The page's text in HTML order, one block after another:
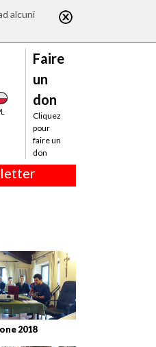
alcuni
Faire
un
don
Cliquez
pour
faire un
don
2018